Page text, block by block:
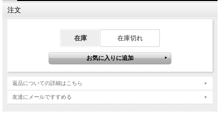
＊ブラの紐はホルター状態でお客様のサイズに合わせて縫い合わせて
下さい。 ぐっと持ち上げてしっかり固定すると、キレイなバストの形
＊取り扱いには細心の注意を払っておりますが、製品の特性上、ほつ
品対象商品とはなりませんのでご了承下さいませ。
＊装飾素材に生地がひっかからないよう注意してお取り扱い下さい。
保管の際はビニールカバーをかぶせるなどして下さい。
注文
在庫 在庫切れ
返品についての詳細はこちら
友達にメールですすめる